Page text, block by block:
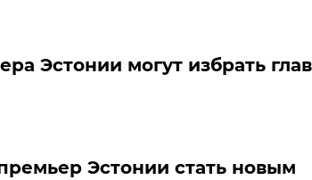
Эстонии могут избрать
Эстонии стать новым